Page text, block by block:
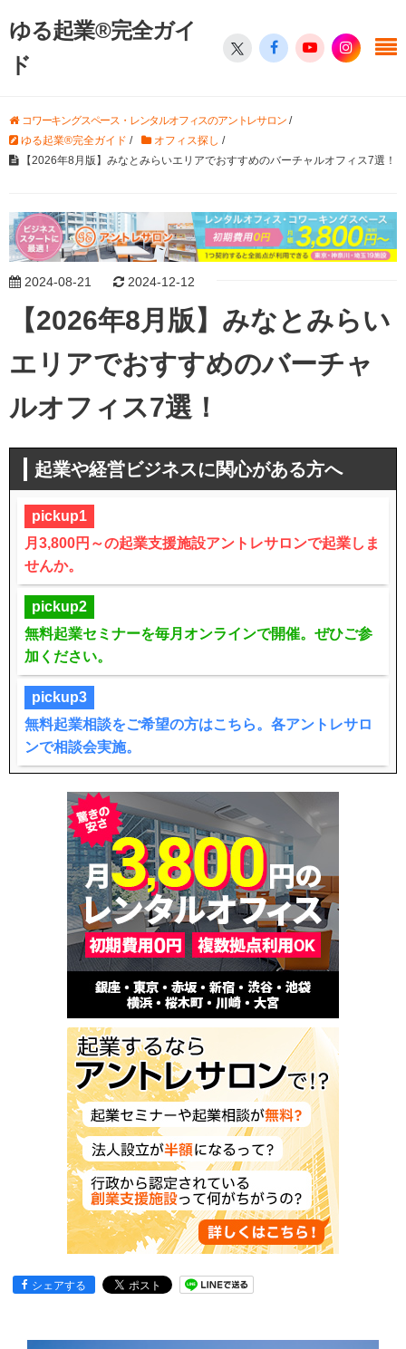
ゆる起業®完全ガイ
ド
コワーキングスペース・レンタルオフィスのアントレサロン/
ゆる起業®完全ガイド / オフィス探し /
【2026年8月版】みなとみらいエリアでおすすめのバーチャルオフィス7選！
2024-08-21 2024-12-12
【2026年8月版】みなとみらい
エリアでおすすめのバーチャ
ルオフィス7選！
起業や経営ビジネスに関心がある方へ
pickup1
月3,800円～の起業支援施設アントレサロンで起業しま
せんか。
pickup2
無料起業セミナーを毎月オンラインで開催。ぜひご参
加ください。
pickup3
無料起業相談をご希望の方はこちら。各アントレサロ
ンで相談会実施。
シェアする